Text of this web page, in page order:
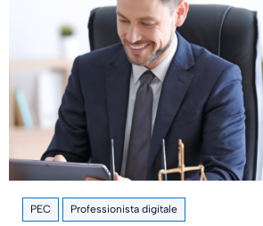
PEC Professionista digitale